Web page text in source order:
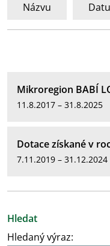
Názvu
Mikroregion BABÍ
11.8.2017 – 31.8.2025
Dotace získané v
7.11.2019 – 31.12.2024
Hledat
Hledaný výraz: